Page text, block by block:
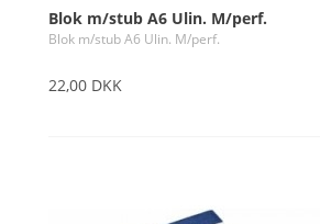
Blok m/stub A6 Ulin. M/perf.
Blok m/stub A6 Ulin. M/perf.
22,00 DKK